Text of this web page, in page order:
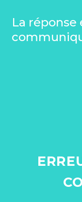
La réponse